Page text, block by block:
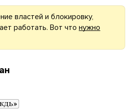
властей и блокировку,
работать. Вот что нужно